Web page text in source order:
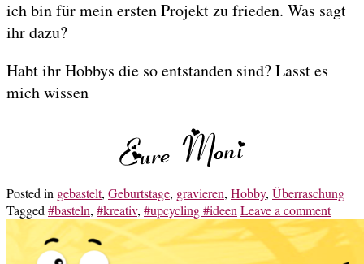
ich bin für mein ersten Projekt zu frieden. Was sagt
ihr dazu?
Habt ihr Hobbys die so entstanden sind? Lasst es
mich wissen
Posted in gebastelt, Geburtstage, gravieren, Hobby, Überraschung
Tagged #basteln, #kreativ, #upcycling #ideen Leave a comment